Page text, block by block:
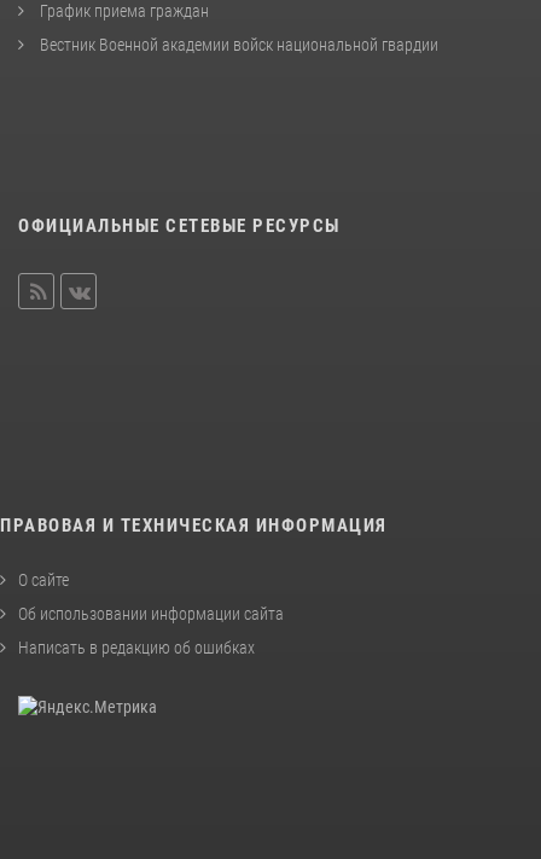
График приема граждан
Вестник Военной академии войск национальной гвардии
ОФИЦИАЛЬНЫЕ СЕТЕВЫЕ РЕСУРСЫ
ПРАВОВАЯ И ТЕХНИЧЕСКАЯ ИНФОРМАЦИЯ
О сайте
Об использовании информации сайта
Написать в редакцию об ошибках